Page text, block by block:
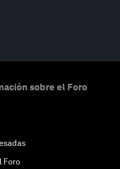
sobre el Foro
Foro